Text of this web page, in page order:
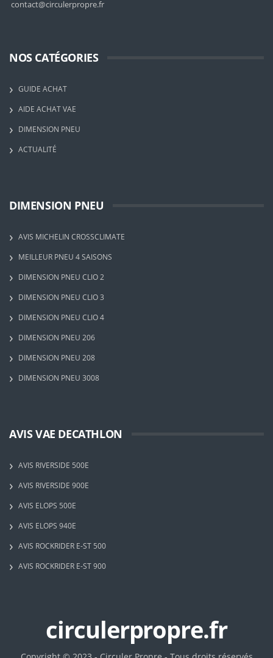
contact@circulerpropre.fr
NOS CATÉGORIES
GUIDE ACHAT
AIDE ACHAT VAE
DIMENSION PNEU
ACTUALITÉ
DIMENSION PNEU
AVIS MICHELIN CROSSCLIMATE
MEILLEUR PNEU 4 SAISONS
DIMENSION PNEU CLIO 2
DIMENSION PNEU CLIO 3
DIMENSION PNEU CLIO 4
DIMENSION PNEU 206
DIMENSION PNEU 208
DIMENSION PNEU 3008
AVIS VAE DECATHLON
AVIS RIVERSIDE 500E
AVIS RIVERSIDE 900E
AVIS ELOPS 500E
AVIS ELOPS 940E
AVIS ROCKRIDER E-ST 500
AVIS ROCKRIDER E-ST 900
circulerpropre.fr